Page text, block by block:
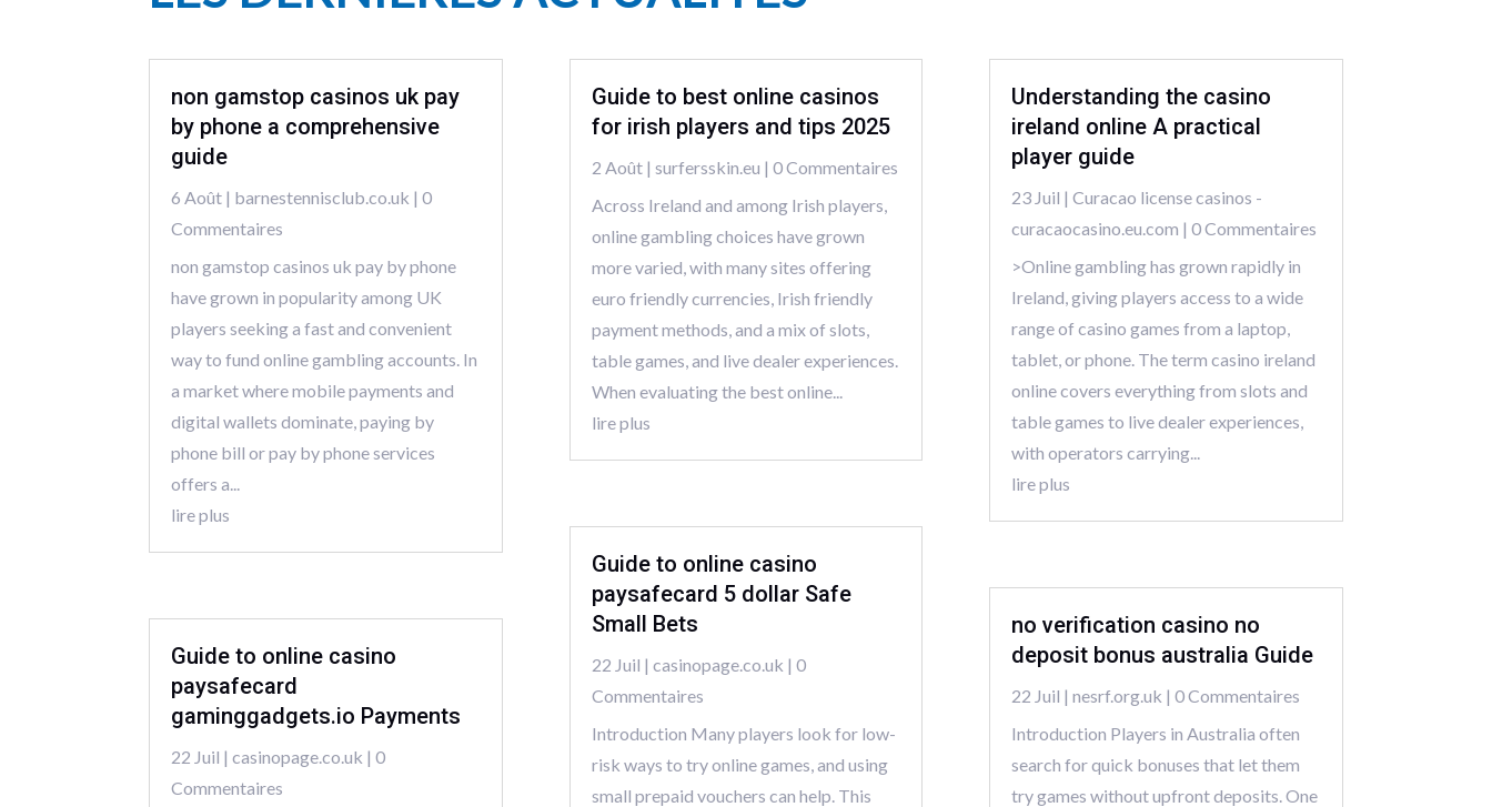
non gamstop casinos uk pay
by phone a comprehensive
guide
6 Août | barnestennisclub.co.uk | 0
Commentaires
non gamstop casinos uk pay by phone
have grown in popularity among UK
players seeking a fast and convenient
way to fund online gambling accounts. In
a market where mobile payments and
digital wallets dominate, paying by
phone bill or pay by phone services
offers a...
lire plus
Guide to online casino
paysafecard
gaminggadgets.io Payments
22 Juil |casinopage.co.uk | 0
Commentaires
Guide to best online casinos
for irish players and tips 2025
2 Août| surfersskin.eu | 0 Commentaires
Across Ireland and among Irish players,
online gambling choices have grown
more varied, with many sites offering
euro friendly currencies, Irish friendly
payment methods, and a mix of slots,
table games, and live dealer experiences.
When evaluating the best online...
lire plus
Guide to online casino
paysafecard 5 dollar Safe
Small Bets
22 Juil | casinopage.co.uk | 0
Commentaires
Introduction Many players look for low-
risk ways to try online games, and using
small prepaid vouchers can help. This
Understanding the casino
ireland online A practical
player guide
23 Juil | Curacao license casinos -
curacaocasino.eu.com | 0 Commentaires
>Online gambling has grown rapidly in
Ireland, giving players access to a wide
range of casino games from a laptop,
tablet, or phone. The term casino ireland
online covers everything from slots and
table games to live dealer experiences,
with operators carrying...
lire plus
no verification casino no
deposit bonus australia Guide
22 Juil | nesrf.org.uk | 0 Commentaires
Introduction Players in Australia often
search for quick bonuses that let them
try games without upfront deposits. One